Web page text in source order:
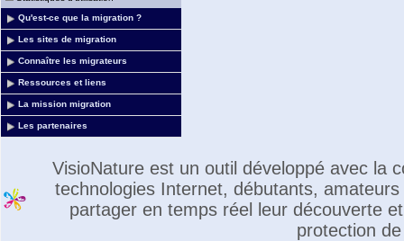
Qu'est-ce que la migration ?
Les sites de migration
Connaître les migrateurs
Ressources et liens
La mission migration
Les partenaires
VisioNature est un outil développé avec la
technologies Internet, débutants,
partager en temps réel leur découverte
protection